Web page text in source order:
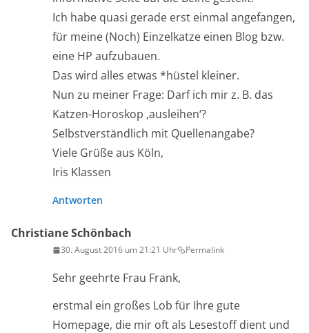
Ich habe quasi gerade erst einmal angefangen,
für meine (Noch) Einzelkatze einen Blog bzw.
eine HP aufzubauen.
Das wird alles etwas *hüstel kleiner.
Nun zu meiner Frage: Darf ich mir z. B. das
Katzen-Horoskop ‚ausleihen‘?
Selbstverständlich mit Quellenangabe?
Viele Grüße aus Köln,
Iris Klassen
Antworten
Christiane Schönbach
30. August 2016 um 21:21 Uhr Permalink
Sehr geehrte Frau Frank,
erstmal ein großes Lob für Ihre gute
Homepage, die mir oft als Lesestoff dient und